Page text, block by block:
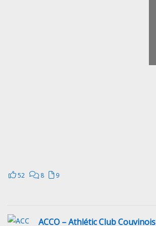
52 8 9
ACCO – Athlétic Club Couvinois